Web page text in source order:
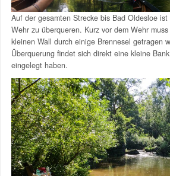
Auf der gesamten Strecke bis Bad Oldesloe
Wehr zu überqueren. Kurz vor dem Wehr
kleinen Wall durch einige Brennesel getragen
Überquerung findet sich direkt eine kleine
eingelegt haben.